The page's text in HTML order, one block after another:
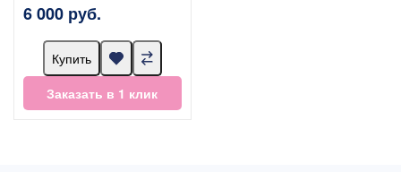
6 000 руб.
Купить
Заказать в 1 клик